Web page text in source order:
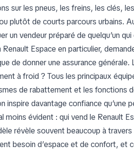
sur les pneus, les freins, les clés,
plutôt de courts parcours urbains.
un vendeur préparé de quelqu’un
Renault Espace en particulier,
de donner une assurance
à froid ? Tous les principaux
de rabattement et les fonctions
inspire davantage confiance
moins évident : qui vend le Renault
révèle souvent beaucoup à
besoin d’espace et de confort, et